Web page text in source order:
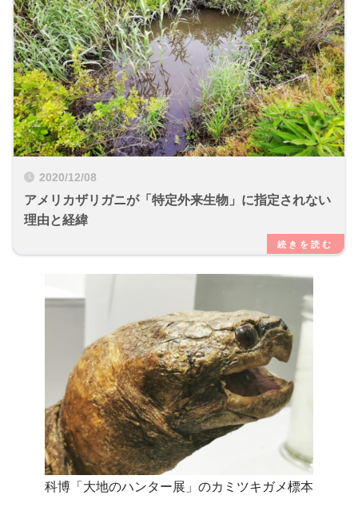
2020/12/08
アメリカザリガニが「特定外来生物」に指定されない
理由と経緯
科博「大地のハンター展」のカミツキガメ標本